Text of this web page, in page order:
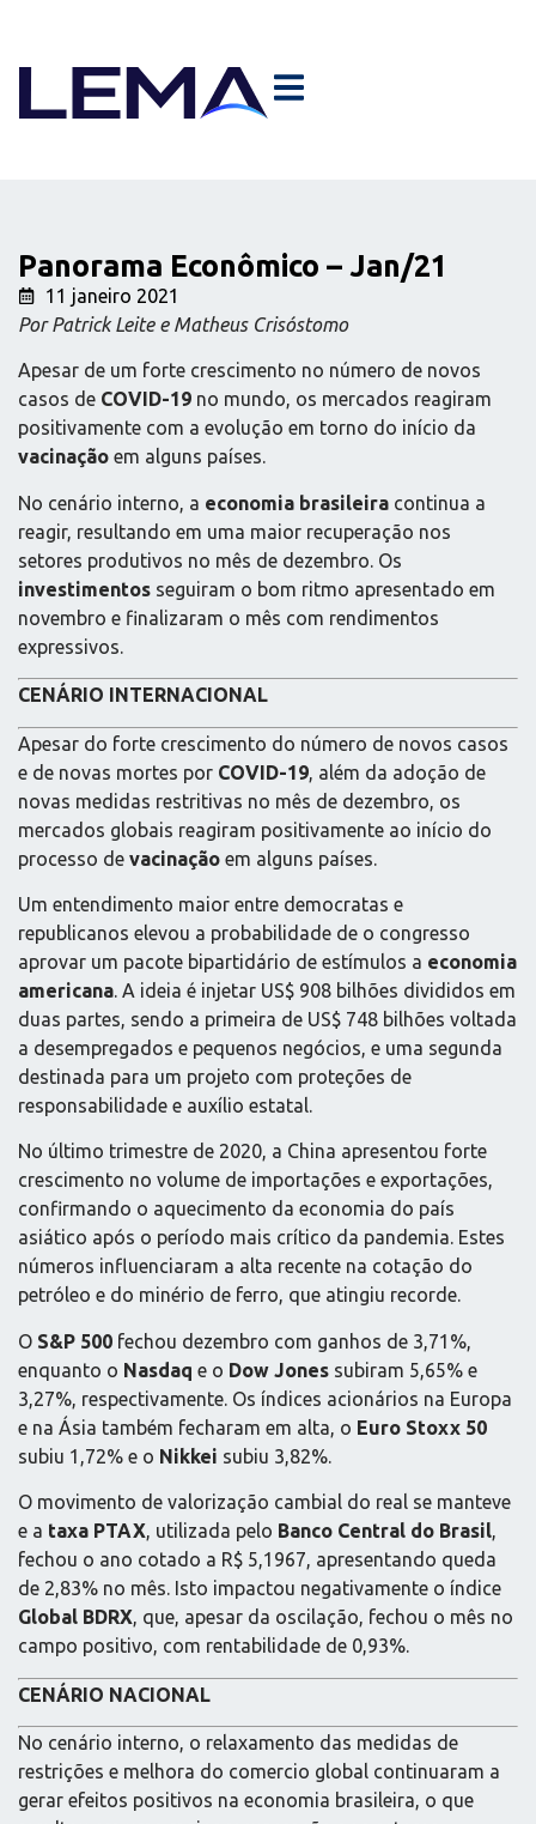
Panorama Econômico – Jan/21
11 janeiro 2021
Por Patrick Leite e Matheus Crisóstomo
Apesar de um forte crescimento no número de novos
casos de COVID-19 no mundo, os mercados reagiram
positivamente com a evolução em torno do início da
vacinação em alguns países.
No cenário interno, a economia brasileira continua a
reagir, resultando em uma maior recuperação nos
setores produtivos no mês de dezembro. Os
investimentos seguiram o bom ritmo apresentado em
novembro e finalizaram o mês com rendimentos
expressivos.
CENÁRIO INTERNACIONAL
Apesar do forte crescimento do número de novos casos
e de novas mortes por COVID-19 , além da adoção de
novas medidas restritivas no mês de dezembro, os
mercados globais reagiram positivamente ao início do
processo de vacinação em alguns países.
Um entendimento maior entre democratas e
republicanos elevou a probabilidade de o congresso
aprovar um pacote bipartidário de estímulos a economia
americana. A ideia é injetar US$ 908 bilhões divididos em
duas partes, sendo a primeira de US$ 748 bilhões voltada
a desempregados e pequenos negócios, e uma segunda
destinada para um projeto com proteções de
responsabilidade e auxílio estatal.
No último trimestre de 2020, a China apresentou forte
crescimento no volume de importações e exportações,
confirmando o aquecimento da economia do país
asiático após o período mais crítico da pandemia. Estes
números influenciaram a alta recente na cotação do
petróleo e do minério de ferro, que atingiu recorde.
O S&P 500 fechou dezembro com ganhos de 3,71%,
enquanto o Nasdaq e o Dow Jones subiram 5,65% e
3,27%, respectivamente. Os índices acionários na Europa
e na Ásia também fecharam em alta, o Euro Stoxx 50
subiu 1,72% e o Nikkei subiu 3,82%.
O movimento de valorização cambial do real se manteve
e a taxa PTAX, utilizada pelo Banco Central do Brasil,
fechou o ano cotado a R$ 5,1967, apresentando queda
de 2,83% no mês. Isto impactou negativamente o índice
Global BDRX, que, apesar da oscilação, fechou o mês no
campo positivo, com rentabilidade de 0,93%.
CENÁRIO NACIONAL
No cenário interno, o relaxamento das medidas de
restrições e melhora do comercio global continuaram a
gerar efeitos positivos na economia brasileira, o que